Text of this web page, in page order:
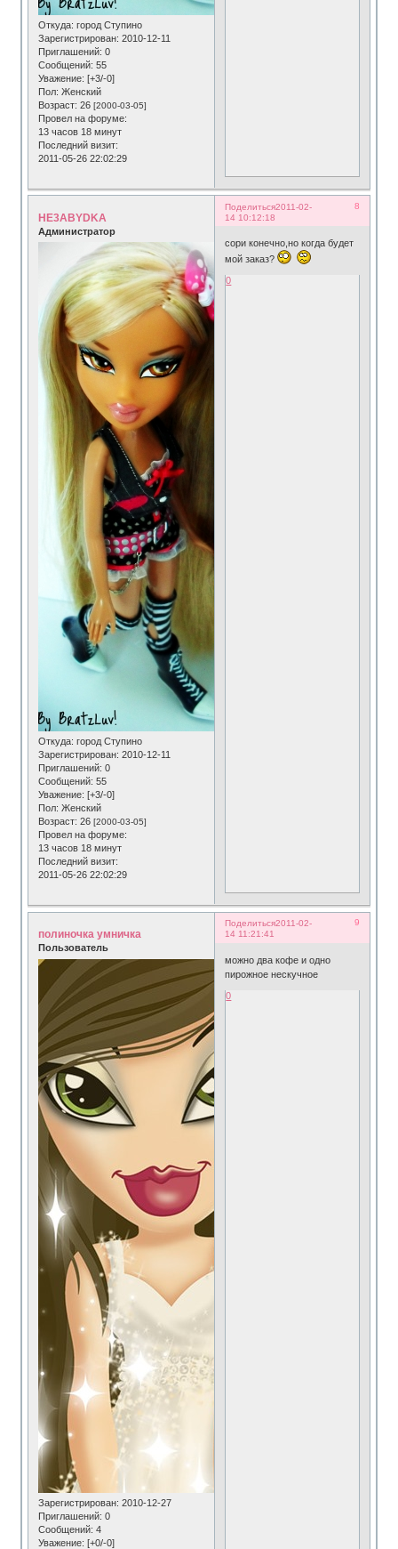
Откуда: город Ступино
Зарегистрирован: 2010-12-11
Приглашений: 0
Сообщений: 55
Уважение: [+3/-0]
Пол: Женский
Возраст: 26[2000-03-05]
Провел на форуме:
13 часов 18 минут
Последний визит:
2011-05-26 22:02:29
Поделиться 8
2011-02-
14 10:12:18
HE3ABYDKA
Администратор
Откуда: город Ступино
Зарегистрирован: 2010-12-11
Приглашений: 0
Сообщений: 55
Уважение: [+3/-0]
Пол: Женский
Возраст: 26[2000-03-05]
Провел на форуме:
13 часов 18 минут
Последний визит:
2011-05-26 22:02:29
сори конечно,но когда будет
мой заказ?
0
Поделиться 9
2011-02-
14 11:21:41
полиночка умничка
Пользователь
Зарегистрирован: 2010-12-27
Приглашений: 0
Сообщений: 4
Уважение: [+0/-0]
можно два кофе и одно
пирожное нескучное
0